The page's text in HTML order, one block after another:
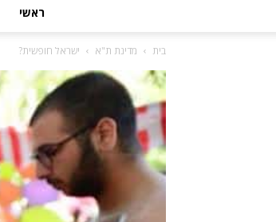
ראשי
בית מדינת ת"א ישראל חופשית?